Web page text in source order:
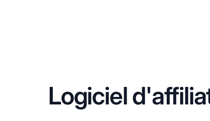
Logiciel